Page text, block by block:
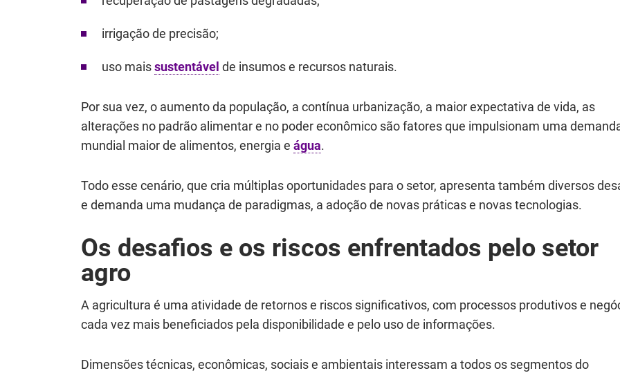
irrigação de precisão;
uso maissustentável de insumos e recursos naturais.
Por sua vez, o aumento da população, a contínua urbanização, a maior expectativa de vida, as
alterações no padrão alimentar e no poder econômico são fatores que impulsionam uma
mundial maior de alimentos, energia e água.
Todo esse cenário, que cria múltiplas oportunidades para o setor, apresenta também diversos
e demanda uma mudança de paradigmas, a adoção de novas práticas e novas tecnologias.
Os desafios e os riscos enfrentados pelo setor
agro
A agricultura é uma atividade de retornos e riscos significativos, com processos produtivos e
cada vez mais beneficiados pela disponibilidade e pelo uso de informações.
Dimensões técnicas, econômicas, sociais e ambientais interessam a todos os segmentos do